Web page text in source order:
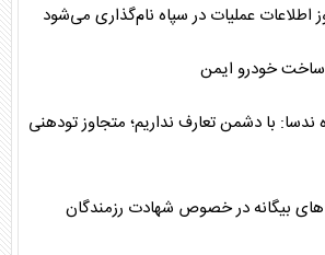
اطلاعات عملیات در سپاه نام‌گذاری می‌شود
ساخت خودرو‌ ایمن
با دشمن تعارف نداریم؛ متجاوز تودهنی
بیگانه در خصوص شهادت رزمندگان